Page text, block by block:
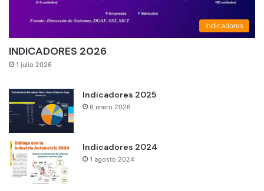
Indicadores
INDICADORES 2026
1 julio 2026
Indicadores 2025
6 enero 2026
Indicadores 2024
1 agosto 2024